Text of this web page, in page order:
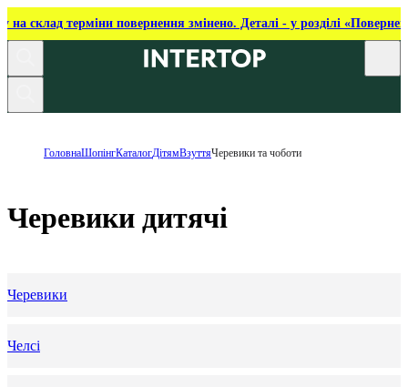
на склад терміни повернення змінено. Деталі - у розділі
ГоловнаШопінгКаталогДітямВзуттяЧеревики та чоботи
Черевики дитячі
Черевики
Челсі